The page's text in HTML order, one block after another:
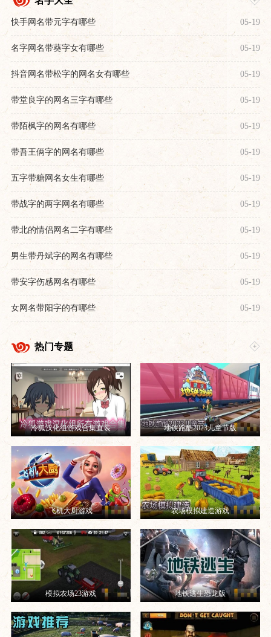
快手网名带元字有哪些 05-19
名字网名带葵字女有哪些 05-19
抖音网名带松字的网名女有哪些 05-19
带堂良字的网名三字有哪些 05-19
带陌枫字的网名有哪些 05-19
带吾王俩字的网名有哪些 05-19
五字带糖网名女生有哪些 05-19
带战字的两字网名有哪些 05-19
带北的情侣网名二字有哪些 05-19
男生带丹斌字的网名有哪些 05-19
带安字伤感网名有哪些 05-19
女网名带阳字的有哪些 05-19
热门专题
冷狐汉化组游戏合集直装 地铁跑酷2023儿童节版
飞机大厨游戏 农场模拟建造游戏
模拟农场23游戏 地铁逃生恐龙版